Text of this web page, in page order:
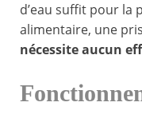
d’eau suffit pour la
alimentaire, une
nécessite aucun